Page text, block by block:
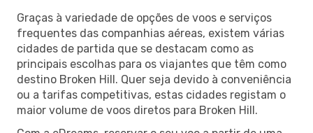
Graças à variedade de opções de voos e serviços
frequentes das companhias aéreas, existem várias
cidades de partida que se destacam como as
principais escolhas para os viajantes que têm como
destino Broken Hill. Quer seja devido à conveniência
ou a tarifas competitivas, estas cidades registam o
maior volume de voos diretos para Broken Hill.